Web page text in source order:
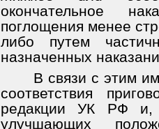
окончательное
поглощения менее
либо путем
назначенных
В связи с этим
соответствия
редакции УК РФ и,
улучшающих